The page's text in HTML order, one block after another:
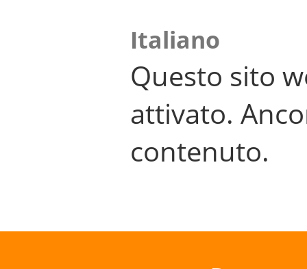
Italiano
Questo sito
attivato.
contenuto.